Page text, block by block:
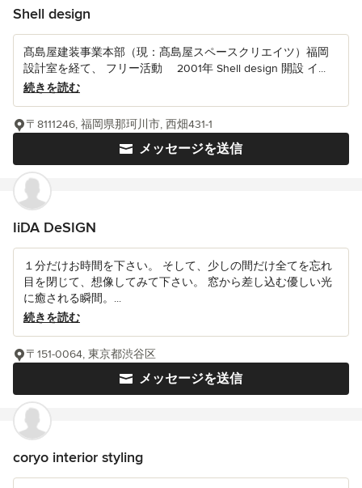
Shell design
髙島屋建装事業本部（現：髙島屋スペースクリエイツ）福岡
設計室を経て、 フリー活動 2001年 Shell design 開設 イ...
続きを読む
メッセージを送信
〒8111246, 福岡県那珂川市, 西畑431-1
IiDA DeSIGN
１分だけお時間を下さい。 そして、少しの間だけ全てを忘れ
目を閉じて、想像してみて下さい。 窓から差し込む優しい光
に癒される瞬間。...
続きを読む
メッセージを送信
〒151-0064, 東京都渋谷区
coryo interior styling